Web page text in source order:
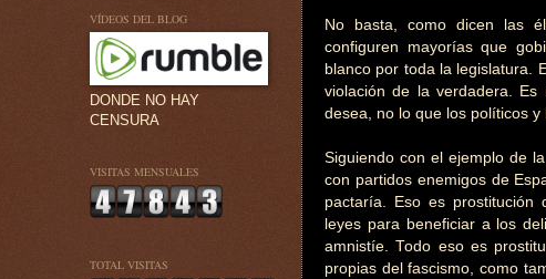
No basta, como dicen las
configuren mayorías que
blanco por toda la legislatura.
violación de la verdadera.
desea, no lo que los políticos y
Siguiendo con el ejemplo de
con partidos enemigos de
pactaría. Eso es
leyes para beneficiar a los
amnistíe. Todo eso es
propias del fascismo, como
VÍDEOS DEL BLOG
DONDE NO HAY
CENSURA
VISITAS MENSUALES
TOTAL VISITAS